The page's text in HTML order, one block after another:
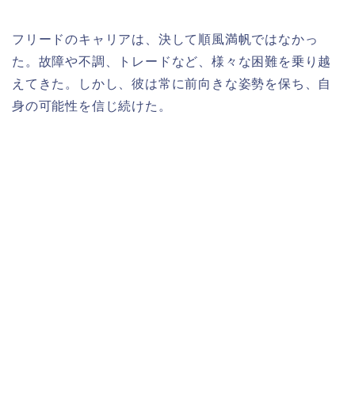
フリードのキャリアは、決して順風満帆ではなかっ
た。故障や不調、トレードなど、様々な困難を乗り越
えてきた。しかし、彼は常に前向きな姿勢を保ち、自
身の可能性を信じ続けた。